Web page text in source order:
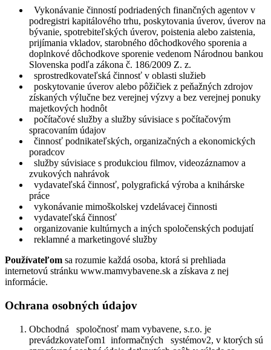
Vykonávanie činností podriadených finančných agentov v
podregistri kapitálového trhu, poskytovania úverov, úverov na
bývanie, spotrebiteľských úverov, poistenia alebo zaistenia,
prijímania vkladov, starobného dôchodkového sporenia a
doplnkové dôchodkove sporenie vedenom Národnou bankou
Slovenska podľa zákona č. 186/2009 Z. z.
sprostredkovateľská činnosť v oblasti služieb
poskytovanie úverov alebo pôžičiek z peňažných zdrojov
získaných výlučne bez verejnej výzvy a bez verejnej ponuky
majetkových hodnôt
počítačové služby a služby súvisiace s počítačovým
spracovaním údajov
činnosť podnikateľských, organizačných a ekonomických
poradcov
služby súvisiace s produkciou filmov, videozáznamov a
zvukových nahrávok
vydavateľská činnosť, polygrafická výroba a knihárske
práce
vykonávanie mimoškolskej vzdelávacej činnosti
vydavateľská činnosť
organizovanie kultúrnych a iných spoločenských podujatí
reklamné a marketingové služby
Používateľom sa rozumie každá osoba, ktorá si prehliada
internetovú stránku www.mamvybavene.sk a získava z nej
informácie.
Ochrana osobných údajov
Obchodná spoločnosť mam vybavene, s.r.o. je
prevádzkovateľom1 informačných systémov2, v ktorých sú